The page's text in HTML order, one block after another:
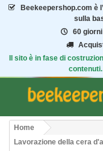
Beekeepershop.com è
sulla
60
Il sito è in fase di
Home
Lavorazione della cera